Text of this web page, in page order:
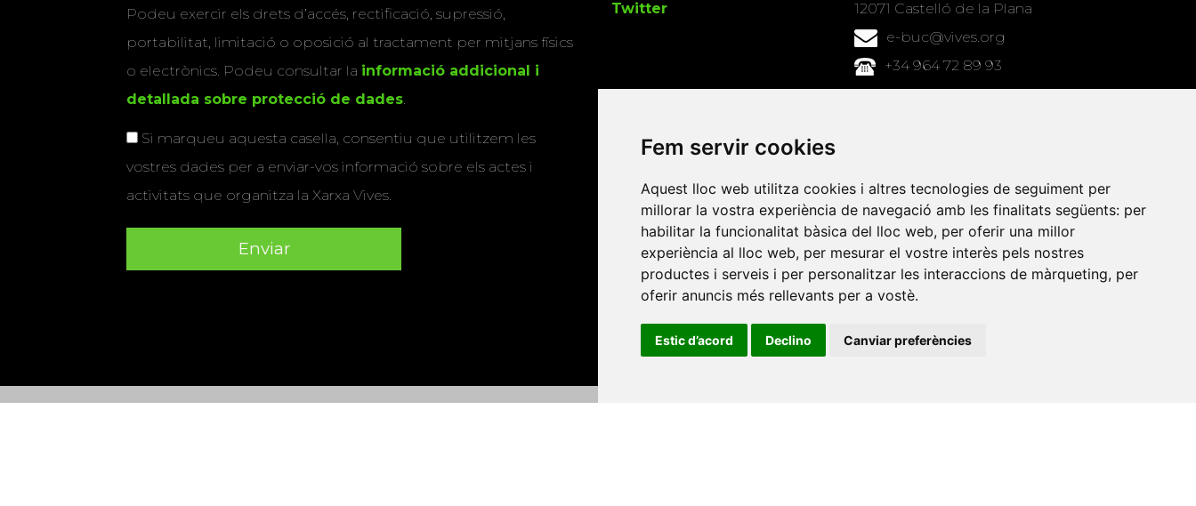
Fem servir cookies
Aquest lloc web utilitza cookies i altres tecnologies de seguiment per
millorar la vostra experiència de navegació amb les finalitats següents: per
habilitar la funcionalitat bàsica del lloc web, per oferir una millor
experiència al lloc web, per mesurar el vostre interès pels nostres
productes i serveis i per personalitzar les interaccions de màrqueting, per
oferir anuncis més rellevants per a vostè.
Estic d’acord Declino Canviar preferències
Podeu exercir els drets d’accés, rectificació, supressió,
portabilitat, limitació o oposició al tractament per mitjans físics
o electrònics. Podeu consultar la informació addicional i
detallada sobre protecció de dades.
Si marqueu aquesta casella, consentiu que utilitzem les
vostres dades per a enviar-vos informació sobre els actes i
activitats que organitza la Xarxa Vives.
Twitter
12071 Castelló de la Plana
e-buc@vives.org
+34 964 72 89 93